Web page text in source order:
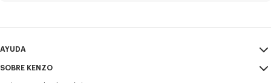
AYUDA
Mi Cuenta
SOBRE KENZO